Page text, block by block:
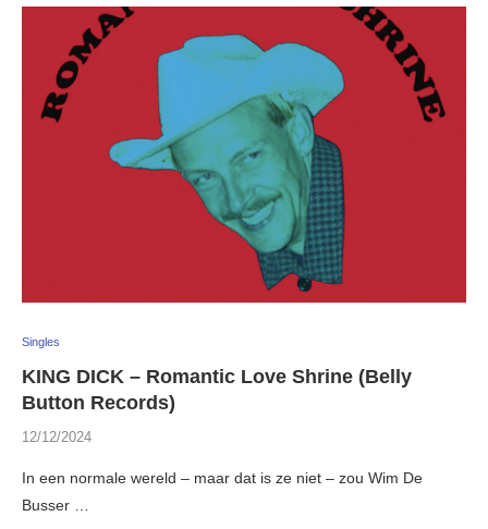
Singles
KING DICK – Romantic Love Shrine (Belly
Button Records)
12/12/2024
In een normale wereld – maar dat is ze niet – zou Wim De
Busser …